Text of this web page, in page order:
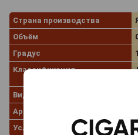
Страна производства
Объём
Градус
Классификация
Вид коробки
Артикул
Условия продаж